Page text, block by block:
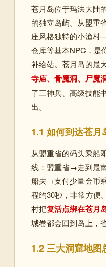
苍月岛位于玛法大陆
的独立岛屿。从盟重
座风格独特的小渔村
仓库等基本NPC，是
补给站。苍月岛的最
寺庙、骨魔洞、尸魔
了三神兵、高级技能
出。
1.1 如何到达苍月
从盟重省的码头乘船
线：盟重省→走到最
船夫→支付少量金币
程约30秒，非常方便
村把复活点绑在苍月
城卷都会回到岛上，
1.2 三大洞窟地图